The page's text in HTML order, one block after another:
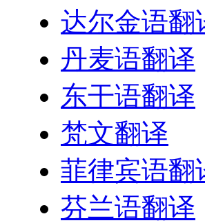
达尔金语翻
丹麦语翻译
东干语翻译
梵文翻译
菲律宾语翻
芬兰语翻译